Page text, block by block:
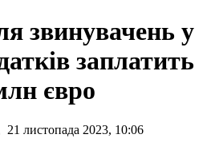
звинувачень у
заплатить
євро
21 листопада 2023, 10:06